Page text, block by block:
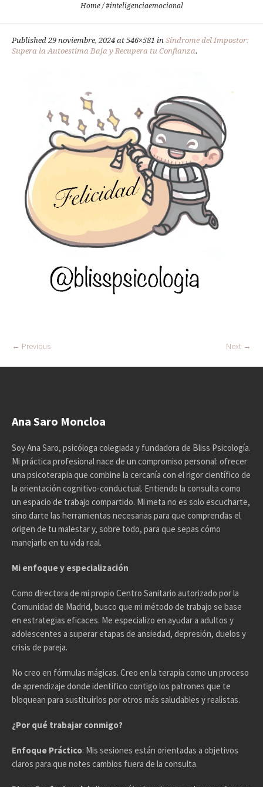
Home /#inteligenciaemocional
Published 29 noviembre, 2024 at 546×581 in Síndrome del Impostor:
Supera la Autoestima Baja y Recupera tu Confianza.
← Previous Next →
Ana Saro Moncloa
Soy Ana Saro, psicóloga colegiada y fundadora de Bliss Psicología.
Mi práctica profesional nace de un compromiso personal: ofrecer
una psicoterapia que combine la cercanía con el rigor científico de
la orientación cognitivo-conductual. Entiendo la consulta como
un espacio de trabajo compartido. Mi meta no es solo escucharte,
sino darte las herramientas necesarias para que comprendas el
origen de tu malestar y, sobre todo, para que sepas cómo
manejarlo en tu vida real.
Mi enfoque y especialización
Como directora de mi propio Centro Sanitario autorizado por la
Comunidad de Madrid, busco que mi método de trabajo se base
en estrategias eficaces. Me especializo en ayudar a adultos y
adolescentes a superar etapas de ansiedad, depresión, duelos y
crisis de pareja.
No creo en fórmulas mágicas. Creo en la terapia como un proceso
de aprendizaje donde identifico contigo los patrones que te
bloquean para sustituirlos por otros más saludables y realistas.
¿Por qué trabajar conmigo?
Enfoque Práctico: Mis sesiones están orientadas a objetivos
claros para que notes cambios fuera de la consulta.